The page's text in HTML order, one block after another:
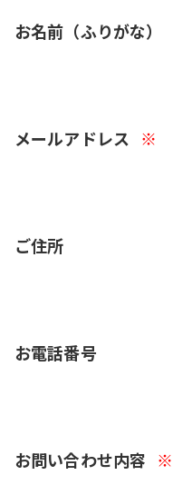
お名前（ふりがな）
メールアドレス ※
ご住所
お電話番号
お問い合わせ内容 ※